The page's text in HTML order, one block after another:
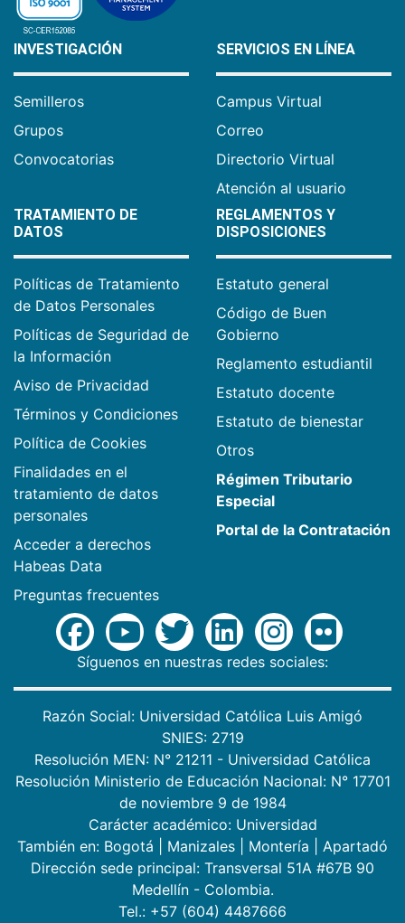
INVESTIGACIÓN
Semilleros
Grupos
Convocatorias
SERVICIOS EN LÍNEA
Campus Virtual
Correo
Directorio Virtual
Atención al usuario
TRATAMIENTO DE
DATOS
Políticas de Tratamiento
de Datos Personales
Políticas de Seguridad de
la Información
Aviso de Privacidad
Términos y Condiciones
Política de Cookies
Finalidades en el
tratamiento de datos
personales
Acceder a derechos
Habeas Data
Preguntas frecuentes
REGLAMENTOS Y
DISPOSICIONES
Estatuto general
Código de Buen
Gobierno
Reglamento estudiantil
Estatuto docente
Estatuto de bienestar
Otros
Régimen Tributario
Especial
Portal de la Contratación
Síguenos en nuestras redes sociales:
Razón Social: Universidad Católica Luis Amigó
SNIES: 2719
Resolución MEN: N° 21211 - Universidad Católica
Resolución Ministerio de Educación Nacional: N° 17701
de noviembre 9 de 1984
Carácter académico: Universidad
También en: Bogotá Manizales Montería
Apartadó
Dirección sede principal: Transversal 51A #67B 90
Medellín - Colombia.
Tel.: +57 (604) 4487666